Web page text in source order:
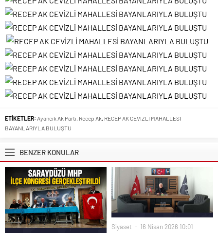
ETİKETLER: Ayancık Ak Parti, Recep Ak, RECEP AK CEVİZLİ MAHALLESİ
BAYANLARIYLA BULUŞTU
BENZER KONULAR
Siyaset 16 Nisan 2026 10:01